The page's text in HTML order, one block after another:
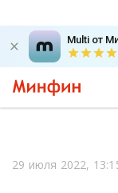
Multi от
29 июля 2022,